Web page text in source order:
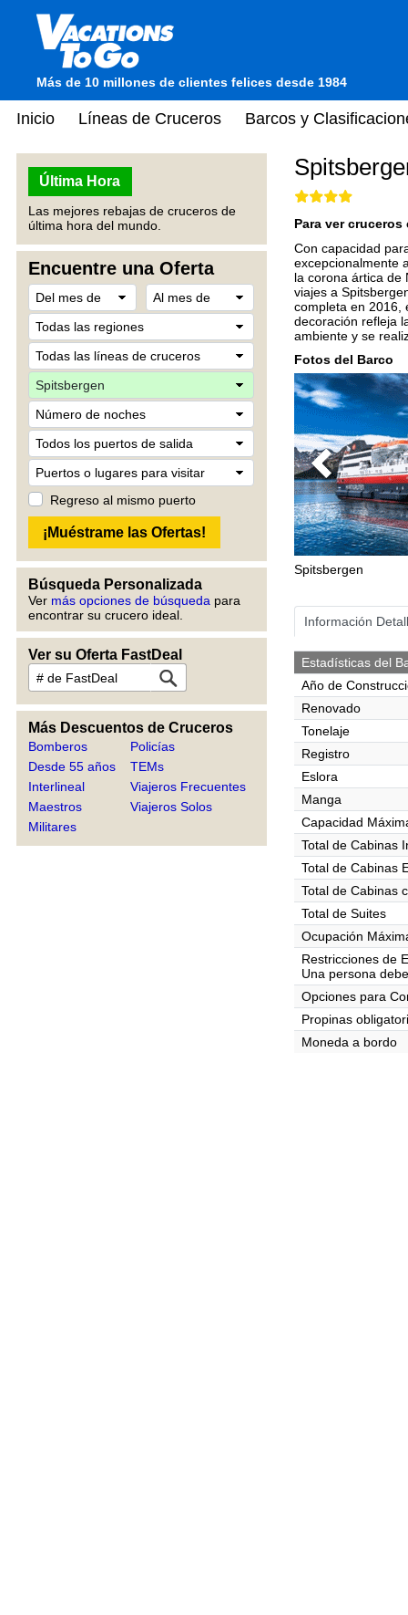
Más de 10 millones de clientes felices desde 1984
Inicio Líneas de Cruceros Barcos y
Última Hora
Las mejores rebajas de cruceros de
última hora del mundo.
Encuentre una Oferta
Regreso al mismo puerto
Búsqueda Personalizada
Ver más opciones de búsqueda para
encontrar su crucero ideal.
Ver su Oferta FastDeal
Más Descuentos de Cruceros
Bomberos
Desde 55 años
Interlineal
Maestros
Militares
Policías
TEMs
Viajeros Frecuentes
Viajeros Solos
Para ver
Con capacidad
excepcionalmente
la corona ártica de
viajes a
completa en 2016,
decoración refleja
ambiente y se
Fotos del Barco
Previous
Spitsbergen
Información
Estadísticas del
Año de
Renovado
Tonelaje
Registro
Eslora
Manga
Capacidad
Total de Cabinas
Total de Cabinas
Total de Cabinas
Total de Suites
Ocupación
Restricciones de
Una persona
Opciones para
Propinas
Moneda a bordo